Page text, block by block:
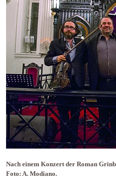
Nach einem Konzert der Roman
Foto: A. Modiano.